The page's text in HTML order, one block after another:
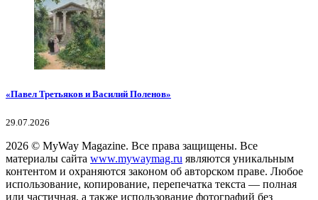
«Павел Третьяков и Василий Поленов»
29.07.2026
2026 © MyWay Magazine. Все права защищены. Все
материалы сайта www.mywaymag.ru являются уникальным
контентом и охраняются законом об авторском праве. Любое
использование, копирование, перепечатка текста — полная
или частичная, а также использование фотографий без